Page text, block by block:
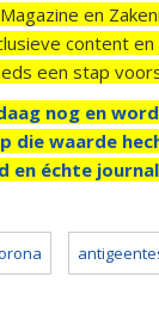
en
content en
een stap
nog en
die waarde
en échte